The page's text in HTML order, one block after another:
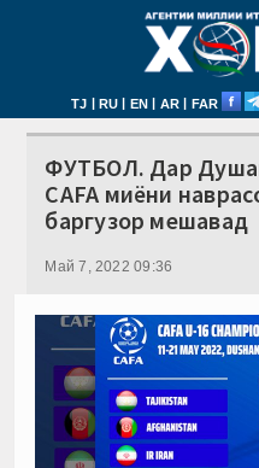
TJ | RU | EN | AR | FAR
ФУТБОЛ. Дар
CAFA миёни
баргузор мешавад
Май 7, 2022 09:36